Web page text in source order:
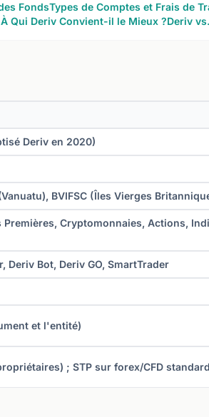
FondsTypes de Comptes et Frais de
À Qui Deriv Convient-il le Mieux ?Deriv
Deriv en 2020)
BVIFSC (Îles Vierges
Cryptomonnaies, Actions,
Deriv Bot, Deriv GO, SmartTrader
et l'entité)
; STP sur forex/CFD